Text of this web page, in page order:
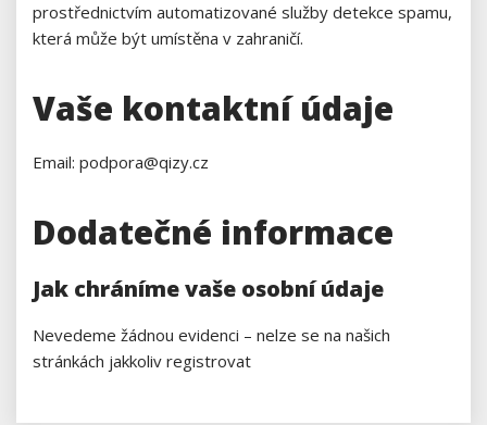
prostřednictvím automatizované služby detekce spamu,
která může být umístěna v zahraničí.
Vaše kontaktní údaje
Email: podpora@qizy.cz
Dodatečné informace
Jak chráníme vaše osobní údaje
Nevedeme žádnou evidenci – nelze se na našich
stránkách jakkoliv registrovat